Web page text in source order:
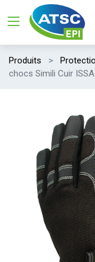
Produits
chocs Simili Cuir ISSA